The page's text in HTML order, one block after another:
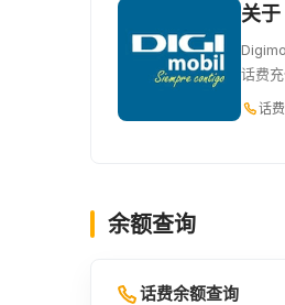
关
话费
话
余额查询
话费余额查询